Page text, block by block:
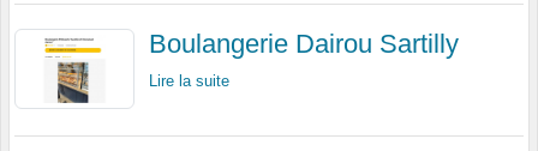
Boulangerie Dairou Sartilly
Lire la suite